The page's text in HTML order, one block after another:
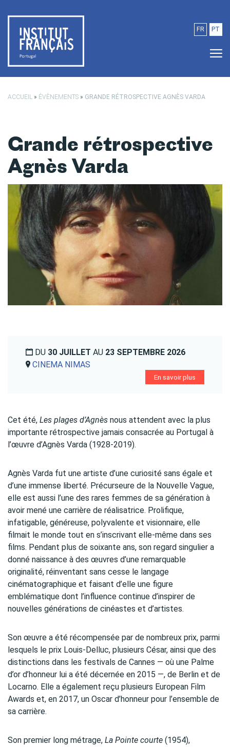
FR PT
ACCUEIL » ÉVÈNEMENTS » GRANDE RÉTROSPECTIVE AGNÈS VARDA
Grande rétrospective
Agnès Varda
DU 30 JUILLET AU 23 SEPTEMBRE 2026
CINEMA NIMAS
En savoir plus
Cet été, Les plages d’Agnès nous attendent avec la plus
importante rétrospective jamais consacrée au Portugal à
l’œuvre d’Agnès Varda (1928-2019).
Agnès Varda fut une artiste d’une curiosité sans égale et
d’une immense liberté. Précurseure de la Nouvelle Vague,
elle est aussi l’une des rares femmes de sa génération à
avoir mené une carrière de réalisatrice. Prolifique,
infatigable, généreuse, polyvalente et visionnaire, elle
filmait le monde tout en s’inscrivant elle-même dans ses
films. Pendant plus de soixante ans, son regard singulier a
donné naissance à des œuvres d’une remarquable
originalité, réinventant sans cesse le langage
cinématographique et faisant d’elle une figure
emblématique dont l’influence continue d’inspirer de
nouvelles générations de cinéastes et d’artistes.
Son œuvre a été récompensée par de nombreux prix, parmi
lesquels le prix Louis-Delluc, plusieurs César, ainsi que des
distinctions dans les festivals de Cannes — où une Palme
d’or d’honneur lui a été décernée en 2015 —, de Berlin et de
Locarno. Elle a également reçu plusieurs European Film
Awards et, en 2017, un Oscar d’honneur pour l’ensemble de
sa carrière.
Son premier long métrage, La Pointe courte (1954),